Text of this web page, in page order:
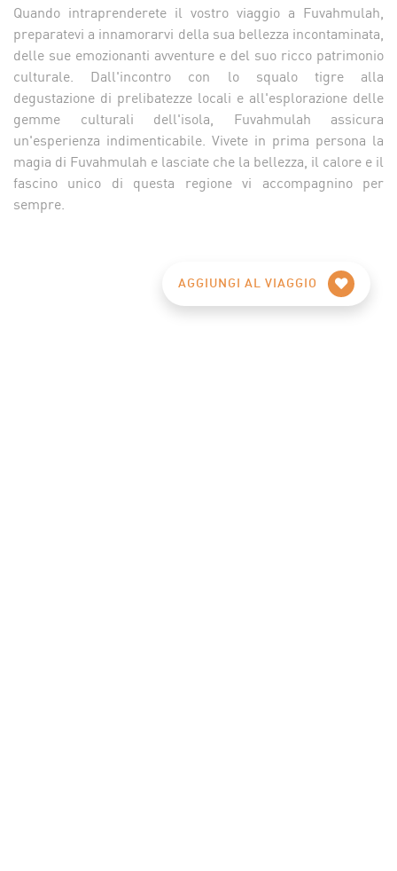
Quando intraprenderete il vostro viaggio a Fuvahmulah,
preparatevi a innamorarvi della sua bellezza incontaminata,
delle sue emozionanti avventure e del suo ricco patrimonio
culturale. Dall'incontro con lo squalo tigre alla
degustazione di prelibatezze locali e all'esplorazione delle
gemme culturali dell'isola, Fuvahmulah assicura
un'esperienza indimenticabile. Vivete in prima persona la
magia di Fuvahmulah e lasciate che la bellezza, il calore e il
fascino unico di questa regione vi accompagnino per
sempre.
AGGIUNGI AL VIAGGIO